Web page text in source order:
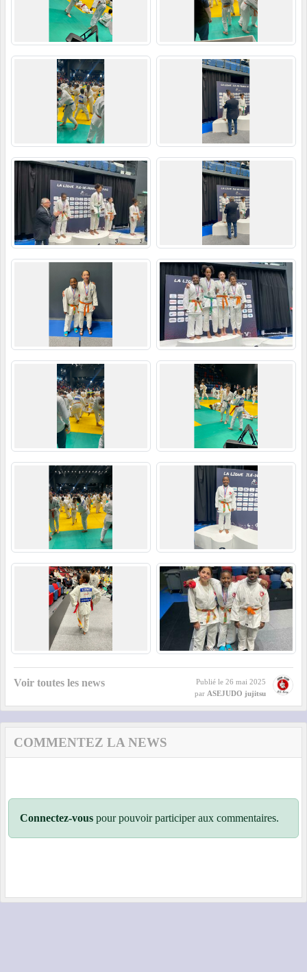
Voir toutes les news Publié le 26 mai 2025
par ASEJUDO jujitsu
COMMENTEZ LA NEWS
Connectez-vous pour pouvoir participer aux commentaires.